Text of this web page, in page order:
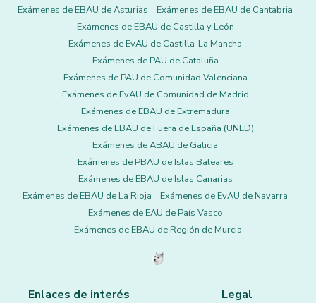
Exámenes de EBAU de Asturias
Exámenes de EBAU de Cantabria
Exámenes de EBAU de Castilla y León
Exámenes de EvAU de Castilla-La Mancha
Exámenes de PAU de Cataluña
Exámenes de PAU de Comunidad Valenciana
Exámenes de EvAU de Comunidad de Madrid
Exámenes de EBAU de Extremadura
Exámenes de EBAU de Fuera de España (UNED)
Exámenes de ABAU de Galicia
Exámenes de PBAU de Islas Baleares
Exámenes de EBAU de Islas Canarias
Exámenes de EBAU de La Rioja
Exámenes de EvAU de Navarra
Exámenes de EAU de País Vasco
Exámenes de EBAU de Región de Murcia
Enlaces de interés Legal